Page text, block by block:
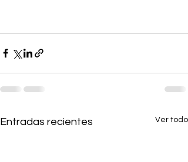
Entradas recientes Ver todo